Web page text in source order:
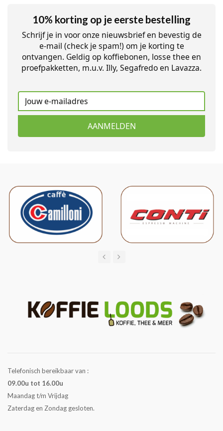
10% korting op je eerste bestelling
Schrijf je in voor onze nieuwsbrief en bevestig de
e-mail (check je spam!) om je korting te
ontvangen. Geldig op koffiebonen, losse thee en
proefpakketten, m.u.v. Illy, Segafredo en Lavazza.
AANMELDEN
Telefonisch bereikbaar van :
09.00u tot 16.00u
Maandag t/m Vrijdag
Zaterdag en Zondag gesloten.